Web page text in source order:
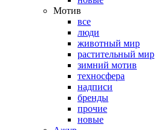
Мотив
все
люди
животный мир
растительный мир
зимний мотив
техносфера
надписи
бренды
прочие
новые